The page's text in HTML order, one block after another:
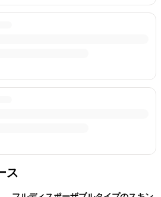
ス